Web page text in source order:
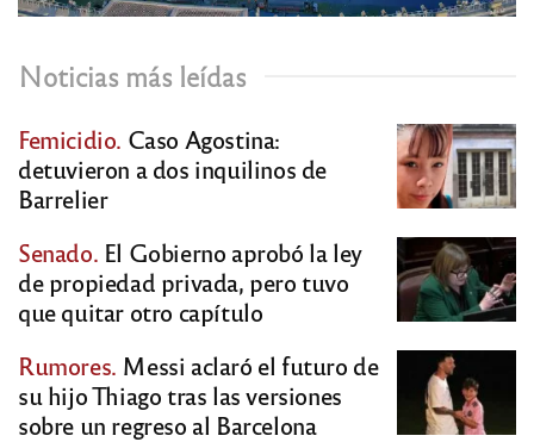
Noticias más leídas
Femicidio. Caso Agostina:
detuvieron a dos inquilinos de
Barrelier
Senado. El Gobierno aprobó la ley
de propiedad privada, pero tuvo
que quitar otro capítulo
Rumores. Messi aclaró el futuro de
su hijo Thiago tras las versiones
sobre un regreso al Barcelona